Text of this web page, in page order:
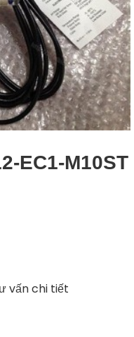
EC1-M10ST
vấn chi tiết